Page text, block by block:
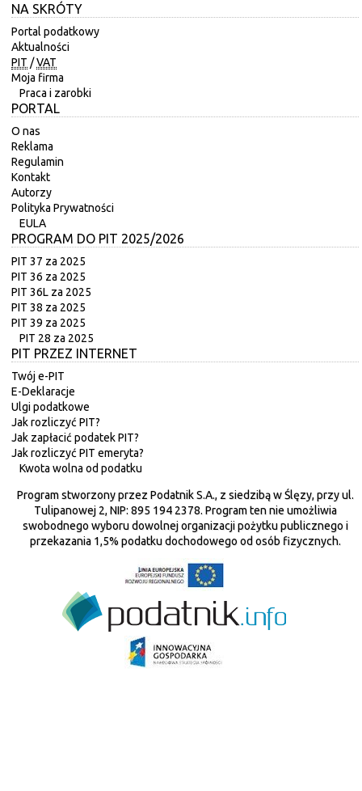
NA SKRÓTY
Portal podatkowy
Aktualności
PIT /VAT
Moja firma
Praca i zarobki
PORTAL
O nas
Reklama
Regulamin
Kontakt
Autorzy
Polityka Prywatności
EULA
PROGRAM DO PIT 2025/2026
PIT 37 za 2025
PIT 36 za 2025
PIT 36L za 2025
PIT 38 za 2025
PIT 39 za 2025
PIT 28 za 2025
PIT PRZEZ INTERNET
Twój e-PIT
E-Deklaracje
Ulgi podatkowe
Jak rozliczyć PIT?
Jak zapłacić podatek PIT?
Jak rozliczyć PIT emeryta?
Kwota wolna od podatku
Program stworzony przez Podatnik S.A., z siedzibą w Ślęzy, przy ul.
Tulipanowej 2, NIP: 895 194 2378. Program ten nie umożliwia
swobodnego wyboru dowolnej organizacji pożytku publicznego i
przekazania 1,5% podatku dochodowego od osób fizycznych.